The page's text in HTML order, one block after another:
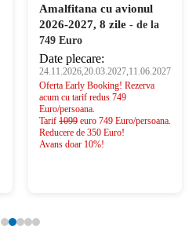
Amalfitana cu avionul
2026-2027, 8 zile - de la
749 Euro
Date plecare:
24.11.2026,20.03.2027,11.06.2027
Oferta Early Booking! Rezerva
acum cu tarif redus 749
Euro/persoana.
Tarif 1099 euro 749 Euro/persoana.
Reducere de 350 Euro!
Avans doar 10%!